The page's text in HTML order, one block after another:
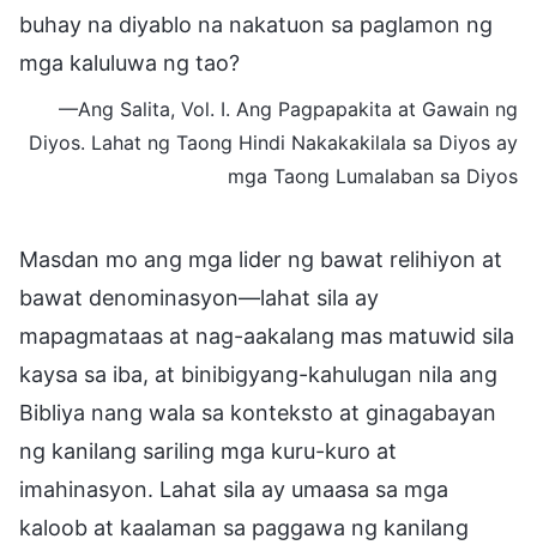
buhay na diyablo na nakatuon sa paglamon ng
mga kaluluwa ng tao?
—Ang Salita, Vol. I. Ang Pagpapakita at Gawain ng
Diyos. Lahat ng Taong Hindi Nakakakilala sa Diyos ay
mga Taong Lumalaban sa Diyos
Masdan mo ang mga lider ng bawat relihiyon at
bawat denominasyon—lahat sila ay
mapagmataas at nag-aakalang mas matuwid sila
kaysa sa iba, at binibigyang-kahulugan nila ang
Bibliya nang wala sa konteksto at ginagabayan
ng kanilang sariling mga kuru-kuro at
imahinasyon. Lahat sila ay umaasa sa mga
kaloob at kaalaman sa paggawa ng kanilang